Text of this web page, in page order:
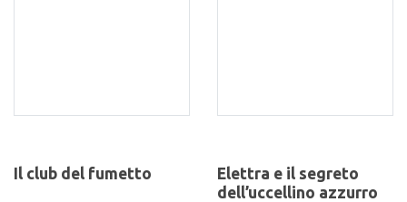
Il club del fumetto
Elettra e il segreto
dell’uccellino azzurro